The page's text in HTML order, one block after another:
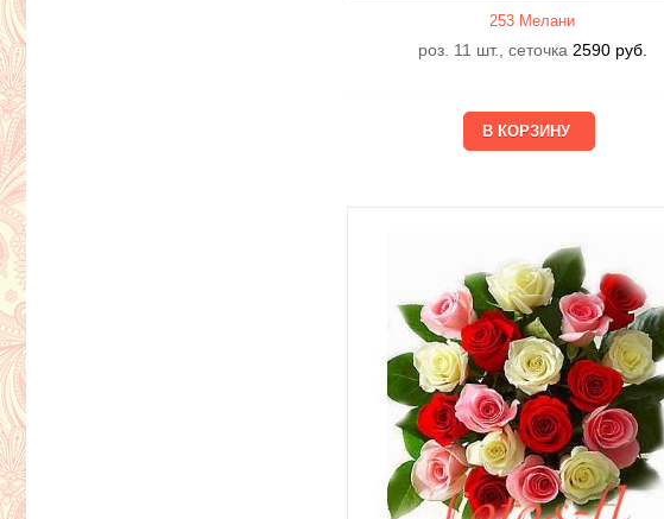
253 Мелани
роз. 11 шт., сеточка 2590 руб.